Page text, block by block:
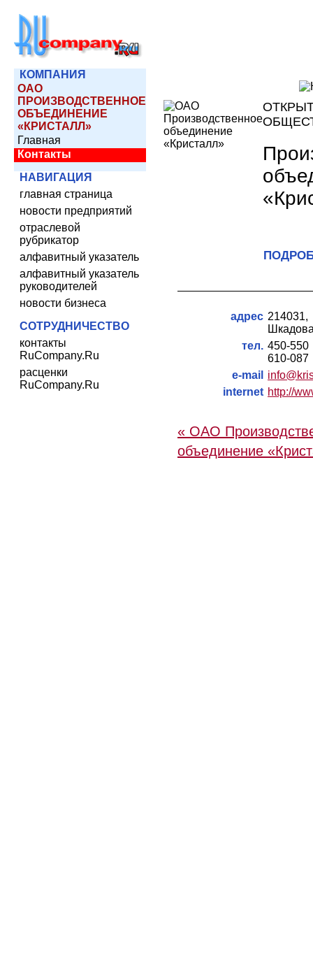
КОМПАНИЯ
ОАО
ПРОИЗВОДСТВЕННОЕ
ОБЪЕДИНЕНИЕ
«КРИСТАЛЛ»
Главная
Контакты
НАВИГАЦИЯ
главная страница
новости предприятий
отраслевой
рубрикатор
алфавитный указатель
алфавитный указатель
руководителей
новости бизнеса
СОТРУДНИЧЕСТВО
контакты
RuCompany.Ru
расценки
RuCompany.Ru
адрес
тел. 450-550
610-087
e-mail
internet http://
« ОАО
объединение